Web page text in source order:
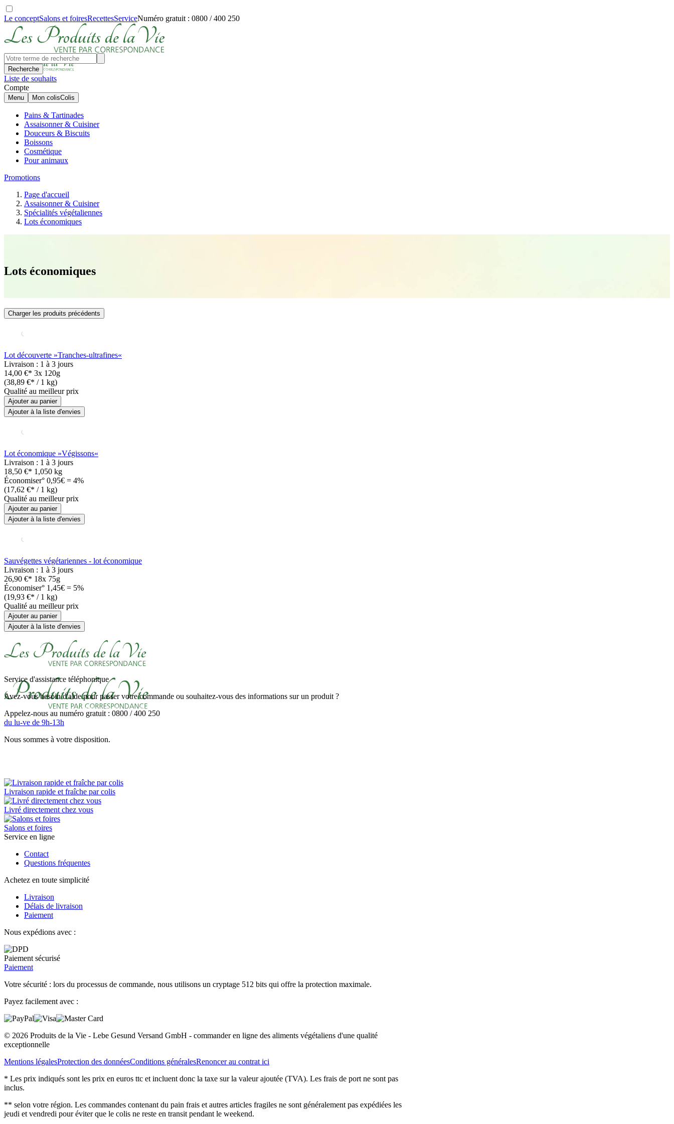
Le conceptSalons et foiresRecettesServiceNuméro gratuit : 0800 / 400 250
Recherche
Liste de souhaits
Compte
Menu Mon colisColis
Pains & Tartinades
Assaisonner & Cuisiner
Douceurs & Biscuits
Boissons
Cosmétique
Pour animaux
Promotions
Page d'accueil
Assaisonner & Cuisiner
Spécialités végétaliennes
Lots économiques
Lots économiques
Charger les produits précédents
Lot découverte »Tranches-ultrafines«
Livraison : 1 à 3 jours
14,00 €* 3x 120g
(38,89 €* / 1 kg)
Qualité au meilleur prix
Ajouter au panier
Ajouter à la liste d'envies
Lot économique »Végissons«
Livraison : 1 à 3 jours
18,50 €* 1,050 kg
Économiser° 0,95€ = 4%
(17,62 €* / 1 kg)
Qualité au meilleur prix
Ajouter au panier
Ajouter à la liste d'envies
Sauvégettes végétariennes - lot économique
Livraison : 1 à 3 jours
26,90 €* 18x 75g
Économiser° 1,45€ = 5%
(19,93 €* / 1 kg)
Qualité au meilleur prix
Ajouter au panier
Ajouter à la liste d'envies
Service d'assistance téléphonique
Avez-vous besoin d'aide pour passer votre commande ou souhaitez-vous des informations sur un produit ?
Appelez-nous au numéro gratuit : 0800 / 400 250
du lu-ve de 9h-13h
Nous sommes à votre disposition.
Livraison rapide et fraîche par colis
Livré directement chez vous
Salons et foires
Service en ligne
Contact
Questions fréquentes
Achetez en toute simplicité
Livraison
Délais de livraison
Paiement
Nous expédions avec :
Paiement sécurisé
Paiement
Votre sécurité : lors du processus de commande, nous utilisons un cryptage 512 bits qui offre la protection maximale.
Payez facilement avec :
© 2026 Produits de la Vie - Lebe Gesund Versand GmbH - commander en ligne des aliments végétaliens d'une qualité
exceptionnelle
Mentions légalesProtection des donnéesConditions généralesRenoncer au contrat ici
* Les prix indiqués sont les prix en euros ttc et incluent donc la taxe sur la valeur ajoutée (TVA). Les frais de port ne sont pas
inclus.
** selon votre région. Les commandes contenant du pain frais et autres articles fragiles ne sont généralement pas expédiées les
jeudi et vendredi pour éviter que le colis ne reste en transit pendant le weekend.